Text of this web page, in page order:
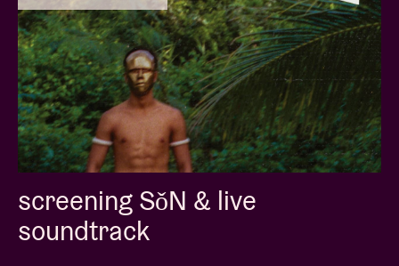
screening SǒN & live
soundtrack